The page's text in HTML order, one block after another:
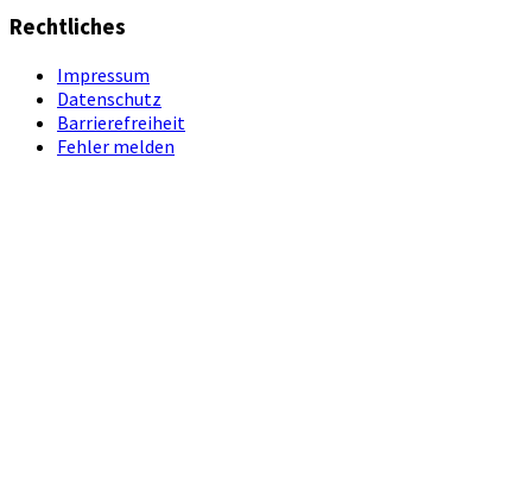
Rechtliches
Impressum
Datenschutz
Barrierefreiheit
Fehler melden